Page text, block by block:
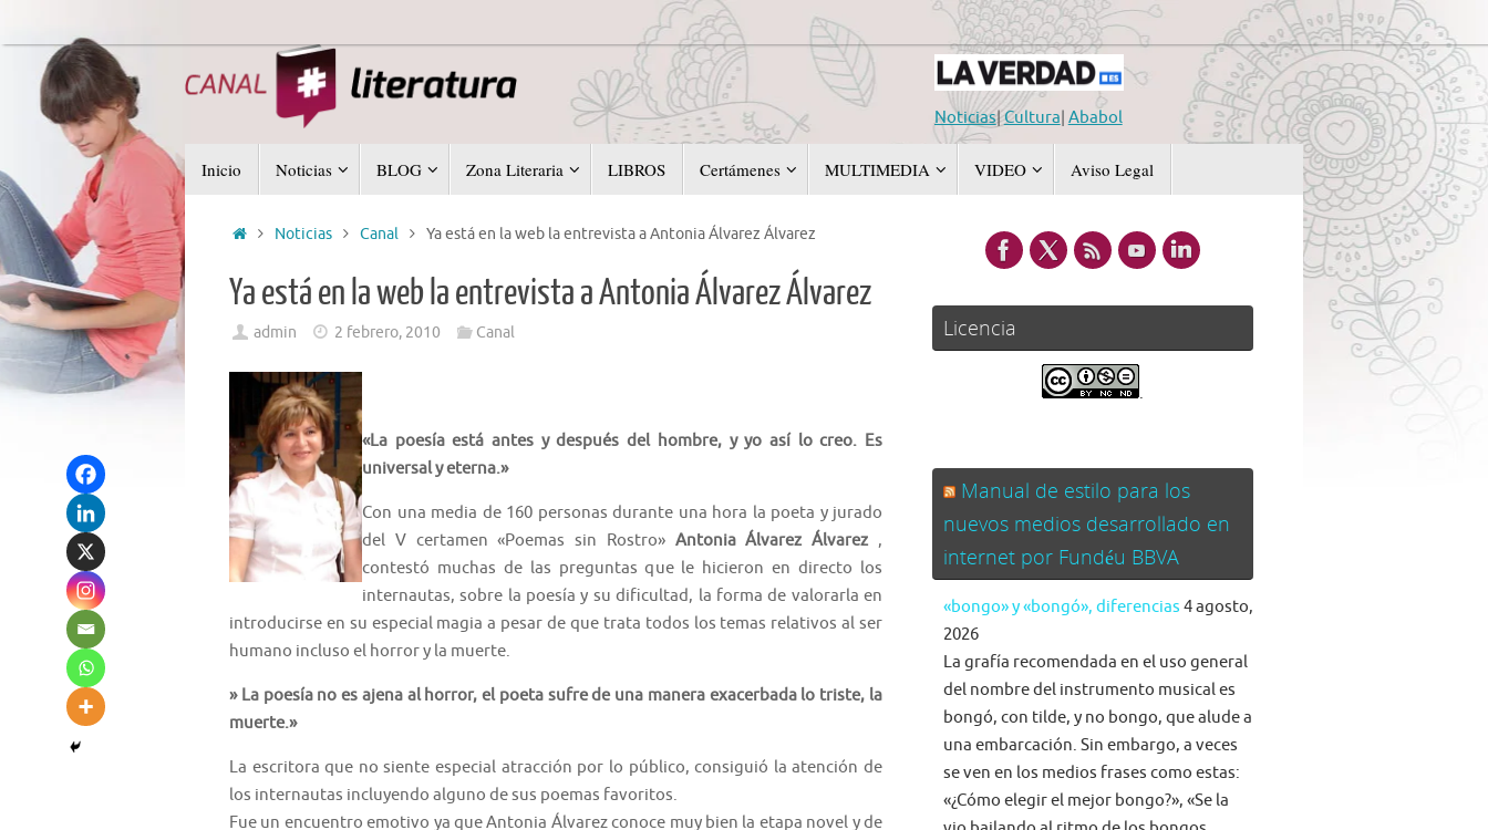
al
contenido
Noticias|Cultura| Ababol
al
contenido
Inicio Noticias BLOG Zona Literaria LIBROS Certámenes MULTIMEDIA VIDEO Aviso Legal
InicioNoticias Canal Ya está en la web la entrevista a Antonia Álvarez Álvarez
Ya está en la web la entrevista a Antonia Álvarez Álvarez
admin 2 febrero, 2010 Canal
«La poesía está antes y después del hombre, y yo así lo creo. Es
universal y eterna.»
Con una media de 160 personas durante una hora la poeta y jurado
del V certamen «Poemas sin Rostro» Antonia Álvarez Álvarez ,
contestó muchas de las preguntas que le hicieron en directo los
internautas, sobre la poesía y su dificultad, la forma de valorarla en
introducirse en su especial magia a pesar de que trata todos los temas relativos al ser
humano incluso el horror y la muerte.
» La poesía no es ajena al horror, el poeta sufre de una manera exacerbada lo triste, la
muerte.»
La escritora que no siente especial atracción por lo público, consiguió la atención de
los internautas incluyendo alguno de sus poemas favoritos.
Fue un encuentro emotivo ya que Antonia Álvarez conoce muy bien la etapa novel y de
Licencia
.
Manual de estilo para los
nuevos medios desarrollado en
internet por Fundéu BBVA
«bongo» y «bongó», diferencias 4 agosto,
2026
La grafía recomendada en el uso general
del nombre del instrumento musical es
bongó, con tilde, y no bongo, que alude a
una embarcación. Sin embargo, a veces
se ven en los medios frases como estas:
«¿Cómo elegir el mejor bongo?», «Se la